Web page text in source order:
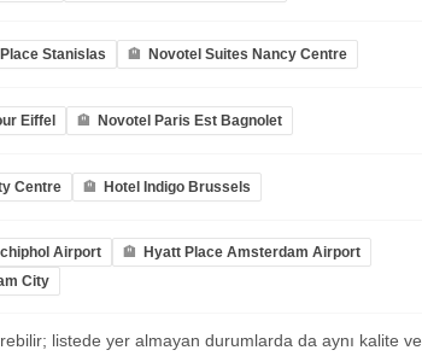
Stanislas Novotel Suites Nancy Centre
Eiffel Novotel Paris Est Bagnolet
Centre Hotel Indigo Brussels
Airport
Hyatt Place Amsterdam Airport
City
listede yer almayan durumlarda da aynı kalite ve